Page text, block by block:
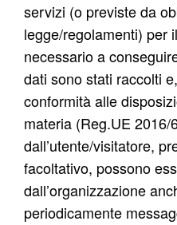
servizi (o previste da
legge/regolamenti) per
necessario a
dati sono stati raccolti
conformità alle
materia (Reg.UE 2016/
dall’utente/visitatore,
facoltativo, possono
dall’organizzazione
periodicamente